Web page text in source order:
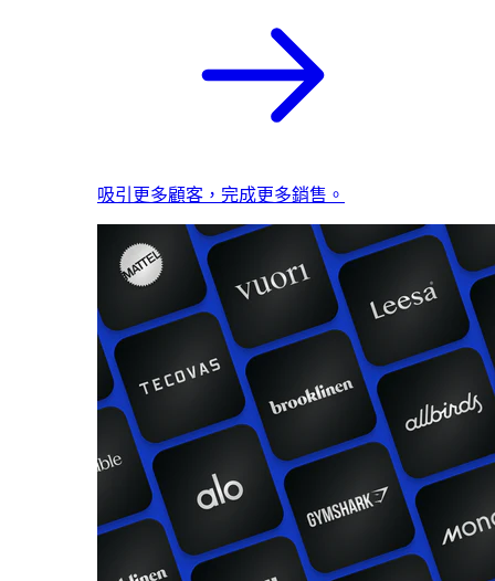
吸引更多顧客，完成更多銷售。